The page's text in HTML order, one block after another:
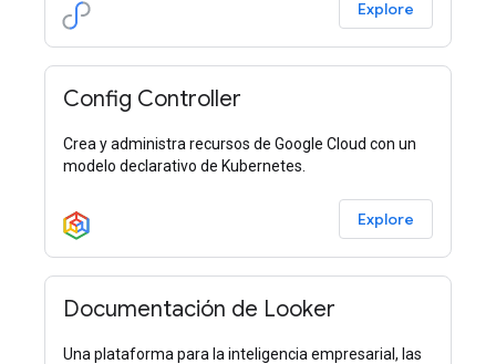
Explore
Config Controller
Crea y administra recursos de Google Cloud con un
modelo declarativo de Kubernetes.
Explore
Documentación de Looker
Una plataforma para la inteligencia empresarial, las